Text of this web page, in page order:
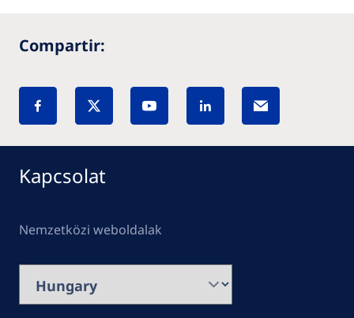
Compartir:
Kapcsolat
Nemzetközi weboldalak